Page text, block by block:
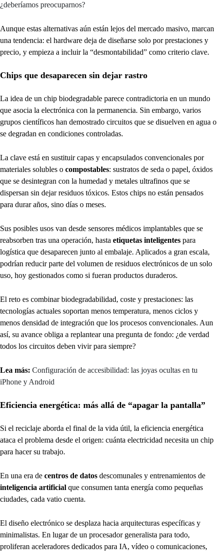
¿deberíamos preocuparnos?
Aunque estas alternativas aún están lejos del mercado masivo, marcan
una tendencia: el hardware deja de diseñarse solo por prestaciones y
precio, y empieza a incluir la “desmontabilidad” como criterio clave.
Chips que desaparecen sin dejar rastro
La idea de un chip biodegradable parece contradictoria en un mundo
que asocia la electrónica con la permanencia. Sin embargo, varios
grupos científicos han demostrado circuitos que se disuelven en agua o
se degradan en condiciones controladas.
La clave está en sustituir capas y encapsulados convencionales por
materiales solubles o compostables: sustratos de seda o papel, óxidos
que se desintegran con la humedad y metales ultrafinos que se
dispersan sin dejar residuos tóxicos. Estos chips no están pensados
para durar años, sino días o meses.
Sus posibles usos van desde sensores médicos implantables que se
reabsorben tras una operación, hasta etiquetas inteligentes para
logística que desaparecen junto al embalaje. Aplicados a gran escala,
podrían reducir parte del volumen de residuos electrónicos de un solo
uso, hoy gestionados como si fueran productos duraderos.
El reto es combinar biodegradabilidad, coste y prestaciones: las
tecnologías actuales soportan menos temperatura, menos ciclos y
menos densidad de integración que los procesos convencionales. Aun
así, su avance obliga a replantear una pregunta de fondo: ¿de verdad
todos los circuitos deben vivir para siempre?
Lea más: Configuración de accesibilidad: las joyas ocultas en tu
iPhone y Android
Eficiencia energética: más allá de “apagar la pantalla”
Si el reciclaje aborda el final de la vida útil, la eficiencia energética
ataca el problema desde el origen: cuánta electricidad necesita un chip
para hacer su trabajo.
En una era de centros de datos descomunales y entrenamientos de
inteligencia artificial que consumen tanta energía como pequeñas
ciudades, cada vatio cuenta.
El diseño electrónico se desplaza hacia arquitecturas específicas y
minimalistas. En lugar de un procesador generalista para todo,
proliferan aceleradores dedicados para IA, vídeo o comunicaciones,